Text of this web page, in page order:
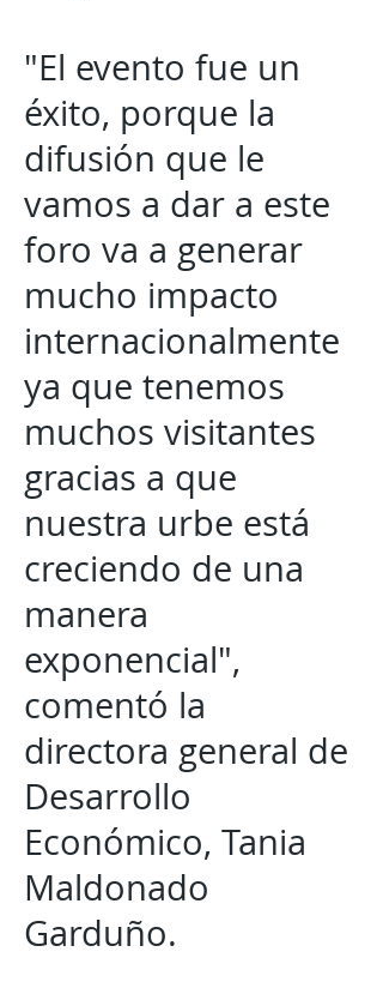
"El evento fue un
éxito, porque la
difusión que le
vamos a dar a este
foro va a generar
mucho impacto
internacionalmente
ya que tenemos
muchos visitantes
gracias a que
nuestra urbe está
creciendo de una
manera
exponencial",
comentó la
directora general de
Desarrollo
Económico, Tania
Maldonado
Garduño.